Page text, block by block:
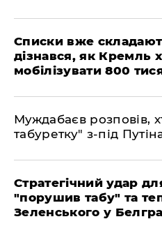
Списки вже
дізнався, як Кремль
мобілізувати 800
Муждабаєв розповів,
табуретку" з-під
Стратегічний удар
"порушив табу" та
Зеленського у